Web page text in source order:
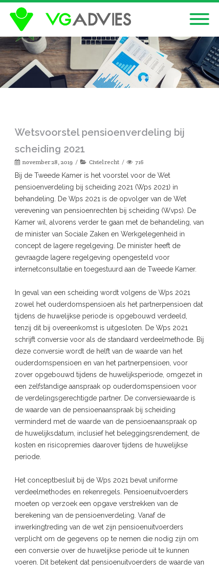
Wetsvoorstel pensioenverdeling bij
scheiding 2021
november 28, 2019 Civiel recht 716
Bij de Tweede Kamer is het voorstel voor de Wet
pensioenverdeling bij scheiding 2021 (Wps 2021) in
behandeling. De Wps 2021 is de opvolger van de Wet
verevening van pensioenrechten bij scheiding (Wvps). De
Kamer wil, alvorens verder te gaan met de behandeling, van
de minister van Sociale Zaken en Werkgelegenheid in
concept de lagere regelgeving. De minister heeft de
gevraagde lagere regelgeving opengesteld voor
internetconsultatie en toegestuurd aan de Tweede Kamer.
In geval van een scheiding wordt volgens de Wps 2021
zowel het ouderdomspensioen als het partnerpensioen dat
tijdens de huwelijkse periode is opgebouwd verdeeld,
tenzij dit bij overeenkomst is uitgesloten. De Wps 2021
schrijft conversie voor als de standaard verdeelmethode. Bij
deze conversie wordt de helft van de waarde van het
ouderdomspensioen en van het partnerpensioen, voor
zover opgebouwd tijdens de huwelijksperiode, omgezet in
een zelfstandige aanspraak op ouderdomspensioen voor
de verdelingsgerechtigde partner. De conversiewaarde is
de waarde van de pensioenaanspraak bij scheiding
verminderd met de waarde van de pensioenaanspraak op
de huwelijksdatum, inclusief het beleggingsrendement, de
kosten en risicopremies daarover tijdens de huwelijkse
periode.
Het conceptbesluit bij de Wps 2021 bevat uniforme
verdeelmethodes en rekenregels. Pensioenuitvoerders
moeten op verzoek een opgave verstrekken van de
berekening van de pensioenverdeling. Vanaf de
inwerkingtreding van de wet zijn pensioenuitvoerders
verplicht om de gegevens op te nemen die nodig zijn om
een conversie over de huwelijkse periode uit te kunnen
voeren. Dit betekent dat pensioenuitvoerders de waarde van